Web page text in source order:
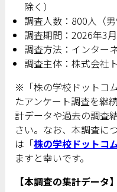
除く）
調査人数：800人（
調査期間：2026年3
調査方法：インター
調査主体：株式会社
※「株の学校ドットコ
たアンケート調査を継
計データや過去の調査
さい。なお、本調査に
は「株の学校ドットコ
ますと幸いです。
【本調査の集計データ】